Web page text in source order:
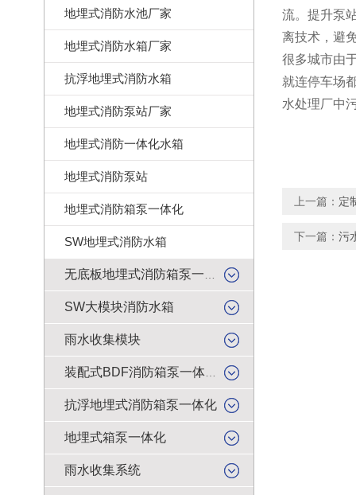
地埋式消防水池厂家
地埋式消防水箱厂家
抗浮地埋式消防水箱
地埋式消防泵站厂家
地埋式消防一体化水箱
地埋式消防泵站
地埋式消防箱泵一体化
SW地埋式消防水箱
SW大模块消防水箱
雨水收集模块
抗浮地埋式消防箱泵一体化
地埋式箱泵一体化
雨水收集系统
流。提升泵
离技术，避
很多城市由
就连停车场
水处理厂中
上一篇： 定
下一篇： 污